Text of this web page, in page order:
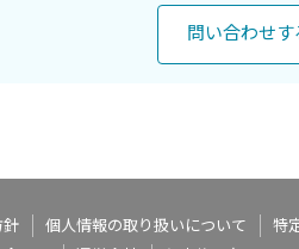
問い合わせす
針 個人情報の取り扱いについて 特